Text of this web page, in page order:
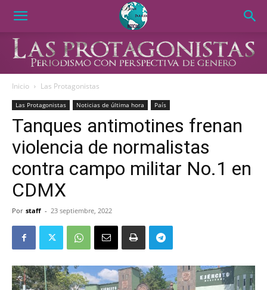
Inicio Las Protagonistas
Las Protagonistas Noticias de última hora País
Tanques antimotines frenan
violencia de normalistas
contra campo militar No.1 en
CDMX
Por staff - 23 septiembre, 2022